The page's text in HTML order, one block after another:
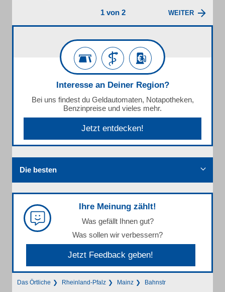
1 von 2 WEITER
Interesse an Deiner Region?
Bei uns findest du Geldautomaten, Notapotheken,
Benzinpreise und vieles mehr.
Jetzt entdecken!
Die besten
Ihre Meinung zählt!
Was gefällt Ihnen gut?
Was sollen wir verbessern?
Jetzt Feedback geben!
Das Örtliche Rheinland-Pfalz Mainz Bahnstr